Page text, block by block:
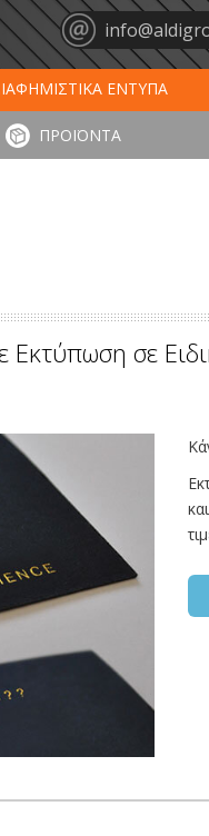
ΕΝΤΥΠΑ
ΞΕΝΟΔΟΧΕΙΑ - ΕΣΤΙΑΣΗ
ΠΡΟΪΟΝΤΑ
Εκτύπωση σε